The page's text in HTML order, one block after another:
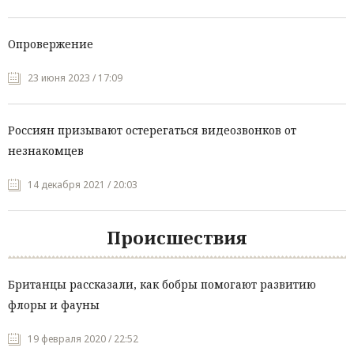
Опровержение
23 июня 2023 / 17:09
Россиян призывают остерегаться видеозвонков от
незнакомцев
14 декабря 2021 / 20:03
Происшествия
Британцы рассказали, как бобры помогают развитию
флоры и фауны
19 февраля 2020 / 22:52